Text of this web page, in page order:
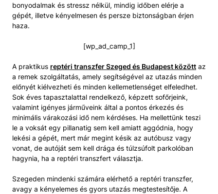
bonyodalmak és stressz nélkül, mindig időben elérje a
gépét, illetve kényelmesen és persze biztonságban érjen
haza.
[wp_ad_camp_1]
A praktikus reptéri transzfer Szeged és Budapest között az
a remek szolgáltatás, amely segítségével az utazás minden
előnyét kiélvezheti és minden kellemetlenséget elfeledhet.
Sok éves tapasztalattal rendelkező, képzett sofőrjeink,
valamint igényes járműveink által a pontos érkezés és
minimális várakozási idő nem kérdéses. Ha mellettünk teszi
le a voksát egy pillanatig sem kell amiatt aggódnia, hogy
lekési a gépét, mert már megint késik az autóbusz vagy
vonat, de autóját sem kell drága és túlzsúfolt parkolóban
hagynia, ha a reptéri transzfert választja.
Szegeden mindenki számára elérhető a reptéri transzfer,
avagy a kényelemes és gyors utazás megtestesítője. A